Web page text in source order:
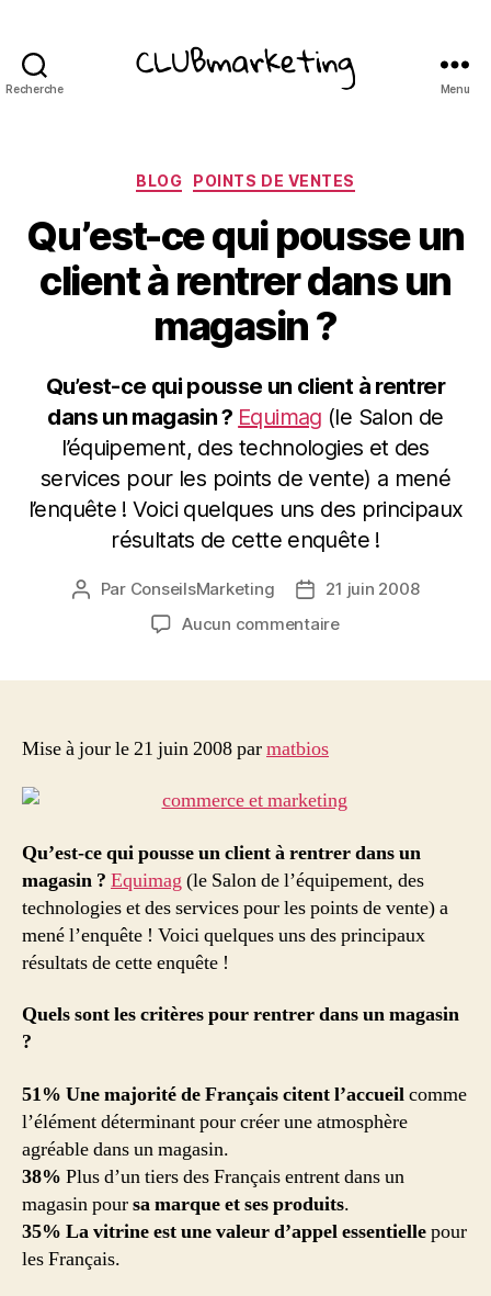
Recherche Menu
Catégories
BLOG POINTS DE VENTES
Qu’est-ce qui pousse un
client à rentrer dans un
magasin ?
Qu’est-ce qui pousse un client à rentrer
dans un magasin ? Equimag (le Salon de
l’équipement, des technologies et des
services pour les points de vente) a mené
l’enquête ! Voici quelques uns des principaux
résultats de cette enquête !
Auteur
Par ConseilsMarketing
Date
de
21 juin 2008
Aucun commentairesur
rentrer
un
magasin
?
Mise à jour le 21 juin 2008 parmatbios
Qu’est-ce qui pousse un client à rentrer dans un
magasin ? Equimag (le Salon de l’équipement, des
technologies et des services pour les points de vente) a
mené l’enquête ! Voici quelques uns des principaux
résultats de cette enquête !
Quels sont les critères pour rentrer dans un magasin
?
51% Une majorité de Français citent l’accueilcomme
l’élément déterminant pour créer une atmosphère
agréable dans un magasin.
38% Plus d’un tiers des Français entrent dans un
magasin poursa marque et ses produits.
35% La vitrine est une valeur d’appel essentiellepour
les Français.